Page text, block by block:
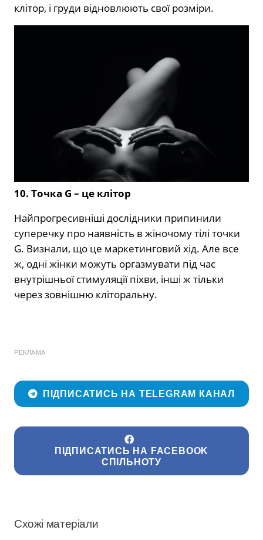
клітор, і груди відновлюють свої розміри.
10. Точка G – це клітор
Найпрогресивніші дослідники припинили
суперечку про наявність в жіночому тілі точки
G. Визнали, що це маркетинговий хід. Але все
ж, одні жінки можуть оргазмувати під час
внутрішньої стимуляції піхви, інші ж тільки
через зовнішню кліторальну.
РЕКЛАМА
ПІДПИСАТИСЬ НА TELEGRAM КАНАЛ
ПІДПИСАТИСЬ НА FACEBOOK
СПІЛЬНОТУ
Схожі матеріали